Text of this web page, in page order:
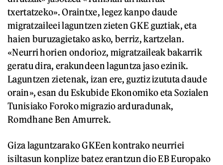
txertatzeko». Oraintxe, legez kanpo daude
migratzaileei laguntzen zieten GKE guztiak, eta
haien buruzagietako asko, berriz, kartzelan.
«Neurri horien ondorioz, migratzaileak bakarrik
geratu dira, erakundeen laguntza jaso ezinik.
Laguntzen zietenak, izan ere, guztiz izututa daude
orain», esan du Eskubide Ekonomiko eta Sozialen
Tunisiako Foroko migrazio arduradunak,
Romdhane Ben Amurrek.
Giza laguntzarako GKEen kontrako neurriei
isiltasun konplize batez erantzun dio EB Europako